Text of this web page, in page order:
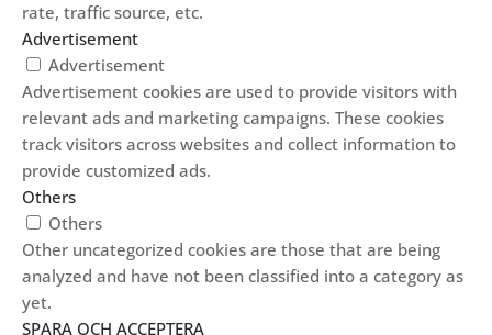
rate, traffic source, etc.
Advertisement
Advertisement
Advertisement cookies are used to provide visitors with
relevant ads and marketing campaigns. These cookies
track visitors across websites and collect information to
provide customized ads.
Others
Others
Other uncategorized cookies are those that are being
analyzed and have not been classified into a category as
yet.
SPARA OCH ACCEPTERA